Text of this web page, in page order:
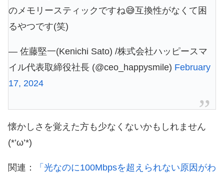
のメモリースティックですね😅互換性がなくて困
るやつです(笑)
— 佐藤堅一(Kenichi Sato) /株式会社ハッピースマ
イル代表取締役社長 (@ceo_happysmile) February
17, 2024
懐かしさを覚えた方も少なくないかもしれません
(*’ω’*)
関連：
「光なのに100Mbpsを超えられない原因がわ